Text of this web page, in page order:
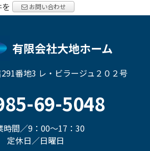
お問い合わせ
有限会社大地ホーム
番地3 レ・ビラージュ２０２号
69-5048
時間／9：00～17：30
定休日／日曜日